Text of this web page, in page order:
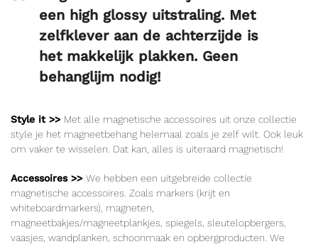
een high glossy uitstraling. Met
zelfklever aan de achterzijde is
het makkelijk plakken. Geen
behanglijm nodig!
Style it >> Met alle magnetische accessoires uit onze collectie
style je het magneetbehang helemaal zoals je zelf wilt. Ook leuk
om vaker te wisselen. Dat kan, alles is uiteraard magnetisch!
Accessoires >> We hebben een uitgebreide collectie
magnetische accessoires. Zoals markers (krijt en
whiteboardmarkers), magneten,
magneetbakjes/magneetplankjes, spiegels, sleutelopbergers,
vaasjes, wandplanken, schoonmaak en opbergproducten. We